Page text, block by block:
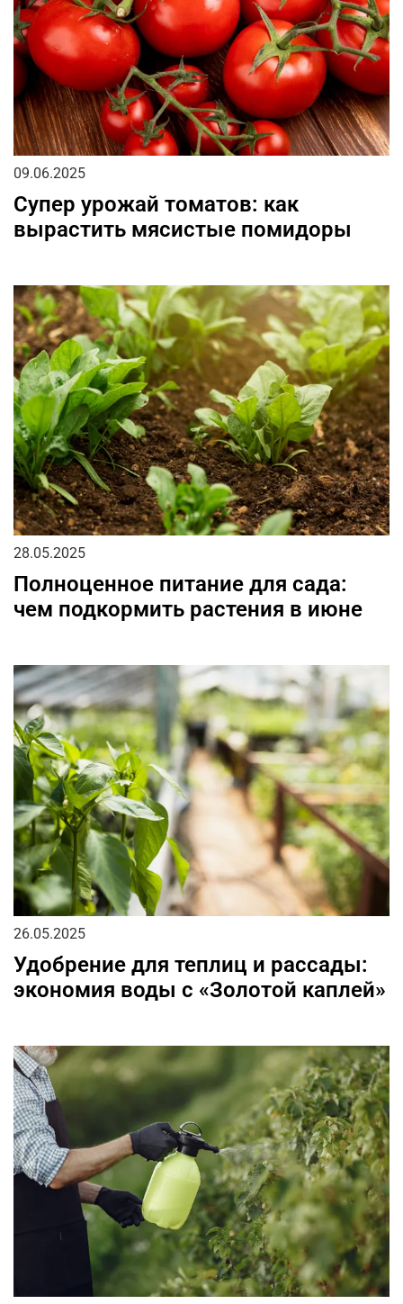
09.06.2025
Супер урожай томатов: как
вырастить мясистые помидоры
28.05.2025
Полноценное питание для сада:
чем подкормить растения в июне
26.05.2025
Удобрение для теплиц и рассады:
экономия воды с «Золотой каплей»